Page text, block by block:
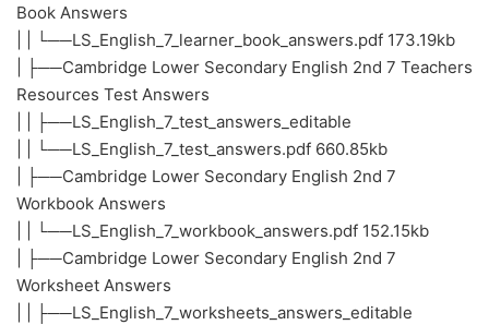
Book Answers
| | └──LS_English_7_learner_book_answers.pdf 173.19kb
| ├──Cambridge Lower Secondary English 2nd 7 Teachers
Resources Test Answers
| | ├──LS_English_7_test_answers_editable
| | └──LS_English_7_test_answers.pdf 660.85kb
| ├──Cambridge Lower Secondary English 2nd 7
Workbook Answers
| | └──LS_English_7_workbook_answers.pdf 152.15kb
| ├──Cambridge Lower Secondary English 2nd 7
Worksheet Answers
| | ├──LS_English_7_worksheets_answers_editable